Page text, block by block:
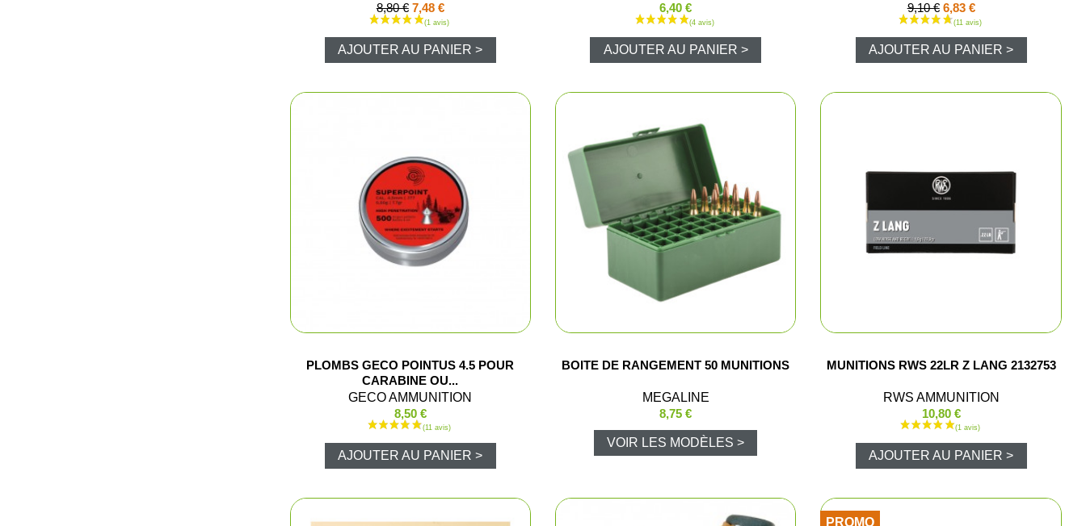
T-shirts, polos et chemises
Casquettes
Gants
Chaussures
Chemises
Vestes et gilets
Ensembles Pluie
Veste Pluie
Pantalons Pluie
(1 avis)
8,80 € 7,48 €
AJOUTER AU PANIER >
6,40 €
AJOUTER AU PANIER >
9,10 € 6,83 €
AJOUTER AU PANIER >
PLOMBS GECO POINTUS 4.5 POUR
CARABINE OU...
GECO AMMUNITION
8,50 €
AJOUTER AU PANIER >
BOITE DE RANGEMENT 50 MUNITIONS
MEGALINE
8,75 €
VOIR LES MODÈLES >
MUNITIONS RWS 22LR Z LANG 2132753
RWS AMMUNITION
10,80 €
AJOUTER AU PANIER >
PROMO